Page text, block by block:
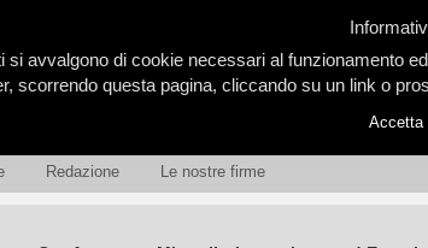
Redazione Le nostre firme
avvalgono di cookie necessari al funzionamento
scorrendo questa pagina, cliccando su un link o
Accetta